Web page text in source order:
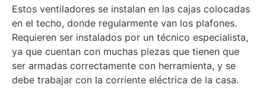
Estos ventiladores se instalan en las cajas colocadas
en el techo, donde regularmente van los plafones.
Requieren ser instalados por un técnico especialista,
ya que cuentan con muchas piezas que tienen que
ser armadas correctamente con herramienta, y se
debe trabajar con la corriente eléctrica de la casa.